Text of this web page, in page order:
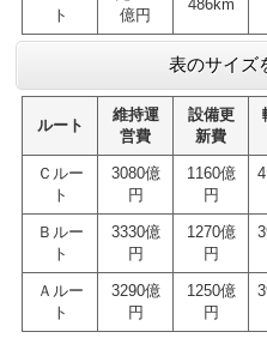
ト
億円
486km
表のサイズ
ルート
維持運
営費
設備更
新費
Ｃルー
ト
3080億
円
1160億
円
Ｂルー
ト
3330億
円
1270億
円
Ａルー
ト
3290億
円
1250億
円